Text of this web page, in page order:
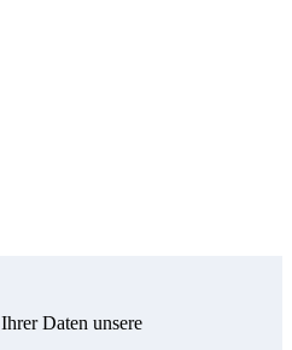
Daten unsere